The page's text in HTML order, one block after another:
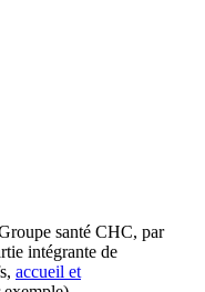
santé CHC, par
intégrante de
accueil et